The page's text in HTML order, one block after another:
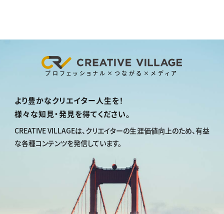
プロフェッショナル×つながる×メディア
より豊かなクリエイター人生を！
様々な知見・発見を得てください。
CREATIVE VILLAGEは、 クリエイターの生涯価値向上のため、有益
な各種コンテンツを発信しています。